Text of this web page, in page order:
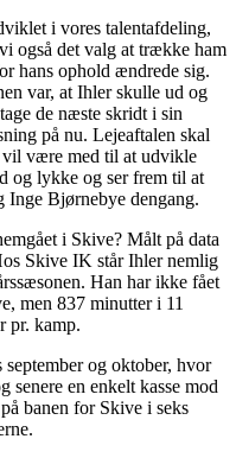
i vores talentafdeling,
også det valg at trække ham
hans ophold ændrede sig.
var, at Ihler skulle ud og
de næste skridt i sin
på nu. Lejeaftalen skal
vil være med til at udvikle
og lykke og ser frem til at
Inge Bjørnebye dengang.
i Skive? Målt på data
Skive IK står Ihler nemlig
Han har ikke fået
men 837 minutter i 11
pr. kamp.
og oktober, hvor
senere en enkelt kasse mod
banen for Skive i seks